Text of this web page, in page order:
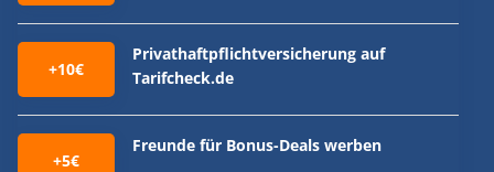
+10€
Privathaftpflichtversicherung auf
Tarifcheck.de
+5€
Freunde für Bonus-Deals werben